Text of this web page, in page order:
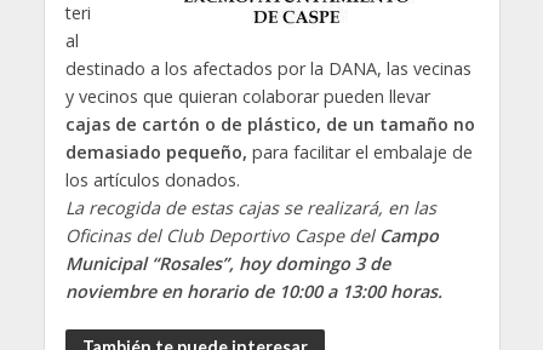
teri
al
destinado a los afectados por la DANA, las vecinas
y vecinos que quieran colaborar pueden llevar
cajas de cartón o de plástico, de un tamaño no
demasiado pequeño, para facilitar el embalaje de
los artículos donados.
La recogida de estas cajas se realizará, en las
Oficinas del Club Deportivo Caspe del Campo
Municipal “Rosales”, hoy domingo 3 de
noviembre en horario de 10:00 a 13:00 horas.